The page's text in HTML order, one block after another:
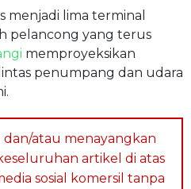
menjadi lima terminal
pelancong yang terus
memproyeksikan
penumpang dan udara
atau menayangkan
artikel di atas
sosial komersil tanpa